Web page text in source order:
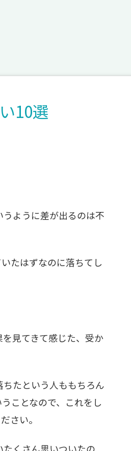
10選
ように差が出るのは不
たはずなのに落ちてし
見てきて感じた、受か
たという人ももちろん
ことなので、これをし
さい。